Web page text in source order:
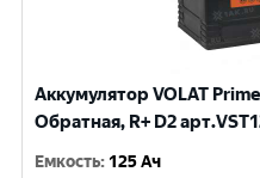
Аккумулятор VOLAT
Обратная, R+ D2
Емкость: 125 Ач